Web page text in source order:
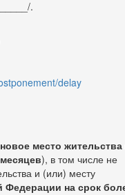
.
delay
место жительства
), в том числе не
и (или) месту
Федерации на срок